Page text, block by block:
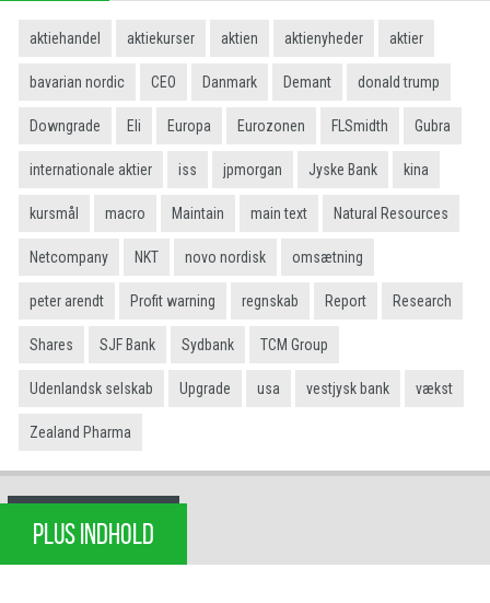
aktiehandel aktiekurser aktien aktienyheder aktier
bavarian nordic CEO Danmark Demant donald trump
Downgrade Eli Europa Eurozonen FLSmidth Gubra
internationale aktier iss jpmorgan Jyske Bank kina
kursmål macro Maintain main text Natural Resources
Netcompany NKT novo nordisk omsætning
peter arendt Profit warning regnskab Report Research
Shares SJF Bank Sydbank TCM Group
Udenlandsk selskab Upgrade usa vestjysk bank vækst
Zealand Pharma
PLUS INDHOLD